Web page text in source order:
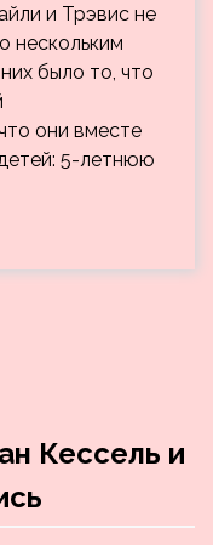
и Трэвис не
нескольким
было то, что
они вместе
5-летнюю
Кессель и